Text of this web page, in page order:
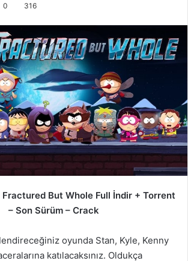
0 316
But Whole Full İndir + Torrent
– Son Sürüm – Crack
oyunda Stan, Kyle, Kenny
katılacaksınız. Oldukça